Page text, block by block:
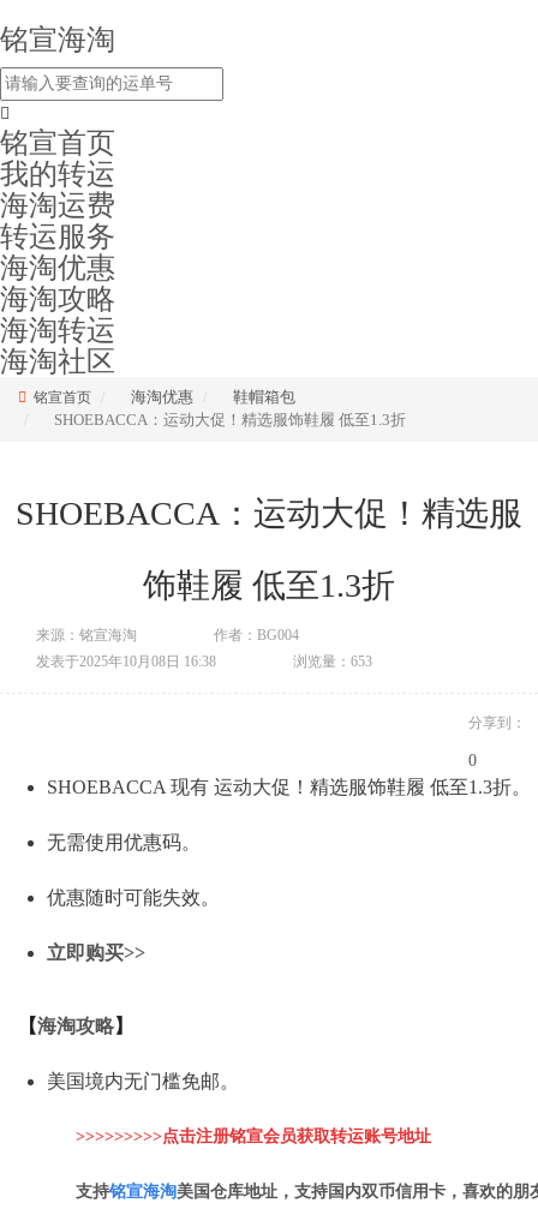
铭宣海淘
铭宣首页
我的转运
海淘运费
转运服务
海淘优惠
海淘攻略
海淘转运
海淘社区
铭宣首页 海淘优惠
鞋帽箱包
SHOEBACCA：运动大促！精选服饰鞋履 低至1.3折
SHOEBACCA：运动大促！精选服
饰鞋履 低至1.3折
来源：铭宣海淘
作者：BG004
发表于2025年10月08日 16:38
浏览量：653
分享到：
0
SHOEBACCA 现有 运动大促！精选服饰鞋履 低至1.3折。
无需使用优惠码。
优惠随时可能失效。
立即购买>>
【海淘攻略】
美国境内无门槛免邮。
>>>>>>>>>点击注册铭宣会员获取转运账号地址
支持铭宣海淘美国仓库地址，支持国内双币信用卡，喜欢的朋